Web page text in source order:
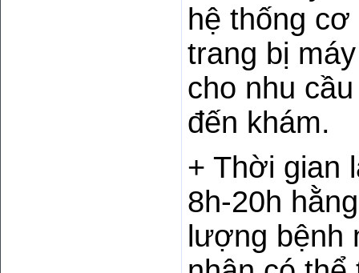
hệ thống
trang bị
cho nhu
đến khám.
+ Thời gian
8h-20h
lượng bệnh